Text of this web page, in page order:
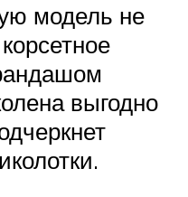
модель не
выгодно